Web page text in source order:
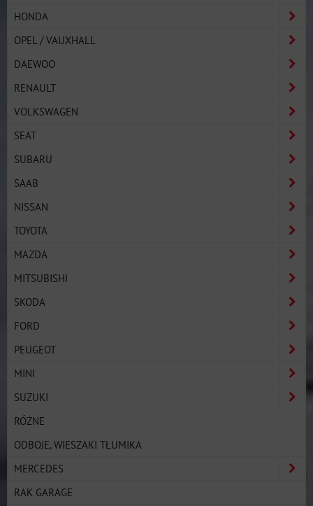
HONDA
OPEL / VAUXHALL
DAEWOO
RENAULT
VOLKSWAGEN
SEAT
SUBARU
SAAB
NISSAN
TOYOTA
MAZDA
MITSUBISHI
SKODA
FORD
PEUGEOT
MINI
SUZUKI
RÓŻNE
ODBOJE, WIESZAKI TŁUMIKA
MERCEDES
RAK GARAGE